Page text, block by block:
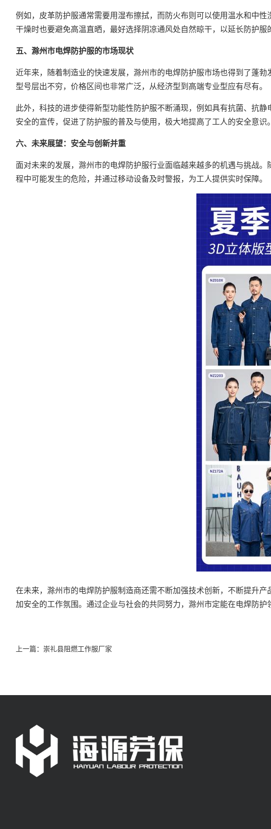
例如，皮革防护服通常需要用湿布擦拭，而防火布则可以使用温水和中
干燥时也要避免高温直晒，最好选择阴凉通风处自然晾干，以延长防护服
五、 滁州市电焊防护服的市场现状
近年来，随着制造业的快速发展，滁州市的电焊防护服市场也得到了蓬
型号层出不穷，价格区间也非常广泛，从经济型到高端专业型应有尽有。
此外，科技的进步使得新型功能性防护服不断涌现，例如具有抗菌、抗
安全的宣传，促进了防护服的普及与使用，极大地提高了工人的安全意识。
六、未来展望：安全与创新并重
面对未来的发展，滁州市的电焊防护服行业面临越来越多的机遇与挑战
程中可能发生的危险，并通过移动设备及时警报，为工人提供实时保障。
在未来，滁州市的电焊防护服制造商还需不断加强技术创新，不断提升
加安全的工作氛围。通过企业与社会的共同努力，滁州市定能在电焊防护
上一篇： 崇礼县阻燃工作服厂家